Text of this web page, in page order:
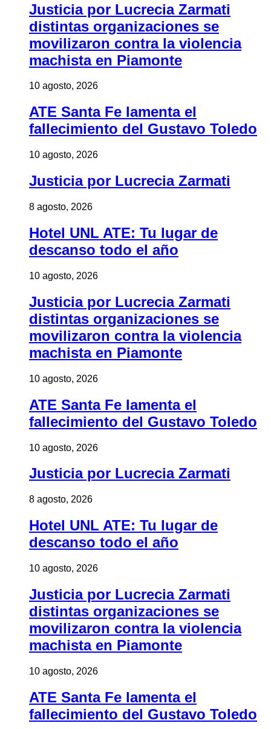
Justicia por Lucrecia Zarmati
distintas organizaciones se
movilizaron contra la violencia
machista en Piamonte
10 agosto, 2026
ATE Santa Fe lamenta el
fallecimiento del Gustavo Toledo
10 agosto, 2026
Justicia por Lucrecia Zarmati
8 agosto, 2026
Hotel UNL ATE: Tu lugar de
descanso todo el año
10 agosto, 2026
Justicia por Lucrecia Zarmati
distintas organizaciones se
movilizaron contra la violencia
machista en Piamonte
10 agosto, 2026
ATE Santa Fe lamenta el
fallecimiento del Gustavo Toledo
10 agosto, 2026
Justicia por Lucrecia Zarmati
8 agosto, 2026
Hotel UNL ATE: Tu lugar de
descanso todo el año
10 agosto, 2026
Justicia por Lucrecia Zarmati
distintas organizaciones se
movilizaron contra la violencia
machista en Piamonte
10 agosto, 2026
ATE Santa Fe lamenta el
fallecimiento del Gustavo Toledo